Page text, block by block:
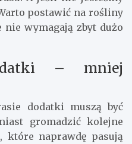
postawić na rośliny
wymagają zbyt dużo
– mniej
dodatki muszą być
gromadzić kolejne
które naprawdę pasują